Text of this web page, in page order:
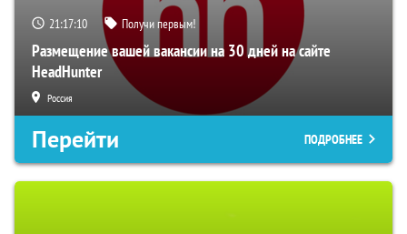
21:17:09 Получи первым!
Размещение вашей вакансии на 30 дней на сайте
HeadHunter
Россия
Перейти ПОДРОБНЕЕ